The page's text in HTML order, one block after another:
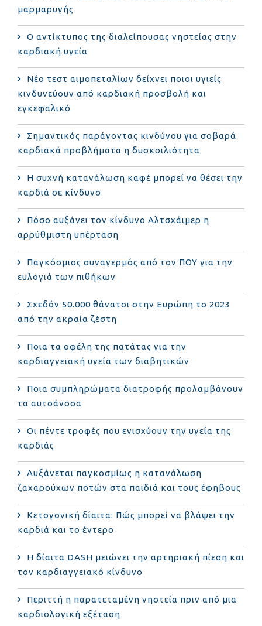
μαρμαρυγής
Ο αντίκτυπος της διαλείπουσας νηστείας στην
καρδιακή υγεία
Νέο τεστ αιμοπεταλίων δείχνει ποιοι υγιείς
κινδυνεύουν από καρδιακή προσβολή και
εγκεφαλικό
Σημαντικός παράγοντας κινδύνου για σοβαρά
καρδιακά προβλήματα η δυσκοιλιότητα
Η συχνή κατανάλωση καφέ μπορεί να θέσει την
καρδιά σε κίνδυνο
Πόσο αυξάνει τον κίνδυνο Αλτσχάιμερ η
αρρύθμιστη υπέρταση
Παγκόσμιος συναγερμός από τον ΠΟΥ για την
ευλογιά των πιθήκων
Σχεδόν 50.000 θάνατοι στην Ευρώπη το 2023
από την ακραία ζέστη
Ποια τα οφέλη της πατάτας για την
καρδιαγγειακή υγεία των διαβητικών
Ποια συμπληρώματα διατροφής προλαμβάνουν
τα αυτοάνοσα
Οι πέντε τροφές που ενισχύουν την υγεία της
καρδιάς
Αυξάνεται παγκοσμίως η κατανάλωση
ζαχαρούχων ποτών στα παιδιά και τους έφηβους
Κετογονική δίαιτα: Πώς μπορεί να βλάψει την
καρδιά και το έντερο
Η δίαιτα DASH μειώνει την αρτηριακή πίεση και
τον καρδιαγγειακό κίνδυνο
Περιττή η παρατεταμένη νηστεία πριν από μια
καρδιολογική εξέταση